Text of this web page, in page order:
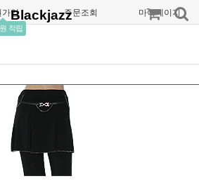
가입
적립
주문조회 마이페이지
Blackjazz